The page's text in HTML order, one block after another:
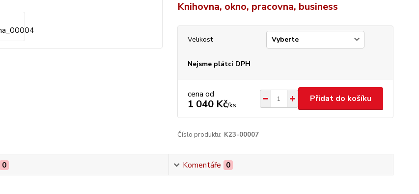
Knihovna, okno, pracovna, business
Velikost
Nejsme plátci DPH
cena od
1 040 Kč/ks
Přidat do košíku
Číslo produktu: K23-00007
0 Komentáře 0